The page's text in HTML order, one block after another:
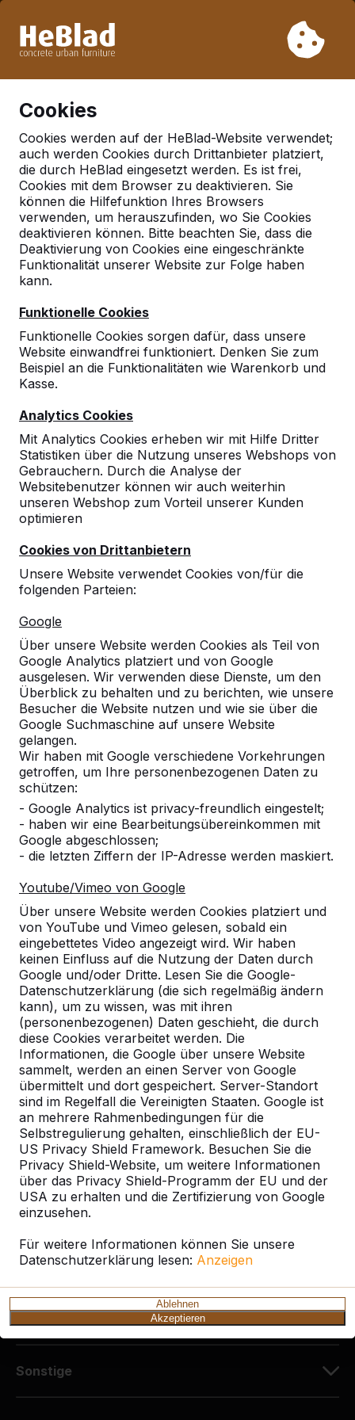
Woche 33 nicht. Bitte berücksichtigen Sie daher längere
Cookies
Cookies werden auf der HeBlad-Website verwendet;
auch werden Cookies durch Drittanbieter platziert,
die durch HeBlad eingesetzt werden. Es ist frei,
Cookies mit dem Browser zu deaktivieren. Sie
können die Hilfefunktion Ihres Browsers
verwenden, um herauszufinden, wo Sie Cookies
deaktivieren können. Bitte beachten Sie, dass die
Deaktivierung von Cookies eine eingeschränkte
Funktionalität unserer Website zur Folge haben
kann.
Funktionelle Cookies
Funktionelle Cookies sorgen dafür, dass unsere
Website einwandfrei funktioniert. Denken Sie zum
Beispiel an die Funktionalitäten wie Warenkorb und
Kasse.
Analytics Cookies
Mit Analytics Cookies erheben wir mit Hilfe Dritter
Statistiken über die Nutzung unseres Webshops von
Gebrauchern. Durch die Analyse der
Websitebenutzer können wir auch weiterhin
unseren Webshop zum Vorteil unserer Kunden
optimieren
Cookies von Drittanbietern
Unsere Website verwendet Cookies von/für die
folgenden Parteien:
Google
Über unsere Website werden Cookies als Teil von
Google Analytics platziert und von Google
ausgelesen. Wir verwenden diese Dienste, um den
Überblick zu behalten und zu berichten, wie unsere
Besucher die Website nutzen und wie sie über die
Google Suchmaschine auf unsere Website
gelangen.
Wir haben mit Google verschiedene Vorkehrungen
getroffen, um Ihre personenbezogenen Daten zu
schützen:
- Google Analytics ist privacy-freundlich eingestelt;
- haben wir eine Bearbeitungsübereinkommen mit
Google abgeschlossen;
- die letzten Ziffern der IP-Adresse werden maskiert.
Youtube/Vimeo von Google
Über unsere Website werden Cookies platziert und
von YouTube und Vimeo gelesen, sobald ein
eingebettetes Video angezeigt wird. Wir haben
keinen Einfluss auf die Nutzung der Daten durch
Google und/oder Dritte. Lesen Sie die Google-
Datenschutzerklärung (die sich regelmäßig ändern
kann), um zu wissen, was mit ihren
(personenbezogenen) Daten geschieht, die durch
diese Cookies verarbeitet werden. Die
Informationen, die Google über unsere Website
sammelt, werden an einen Server von Google
übermittelt und dort gespeichert. Server-Standort
sind im Regelfall die Vereinigten Staaten. Google ist
an mehrere Rahmenbedingungen für die
Selbstregulierung gehalten, einschließlich der EU-
US Privacy Shield Framework. Besuchen Sie die
Privacy Shield-Website, um weitere Informationen
über das Privacy Shield-Programm der EU und der
USA zu erhalten und die Zertifizierung von Google
einzusehen.
Für weitere Informationen können Sie unsere
Datenschutzerklärung lesen: Anzeigen
Ablehnen
Akzeptieren
Deutschland
Referenties in:Sorup
Geen reviews gevonden voor deze
locatie.
Referenzen
Unsere Produkte finden Sie in ganz Europa
und darüber hinaus. Sehen Sie hier, wo Sie
ein HeBlad-Produkt in Ihrer Nähe finden.
Produkt
Alles anzeigen
Kategorie
Alles anzeigen
Ort oder Postleitzahl suchen
Kontakt
HeBlad Deutschland
Diekerstraße 97
42781 Haan
Deutschland
+49 212 934 77 25
info@HeBlad.de
Kundenservice
Sonstige